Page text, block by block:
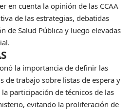
en cuenta la opinión de las CCAA
de las estrategias, debatidas
de Salud Pública y luego elevadas
la importancia de definir las
de trabajo sobre listas de espera y
participación de técnicos de las
evitando la proliferación de